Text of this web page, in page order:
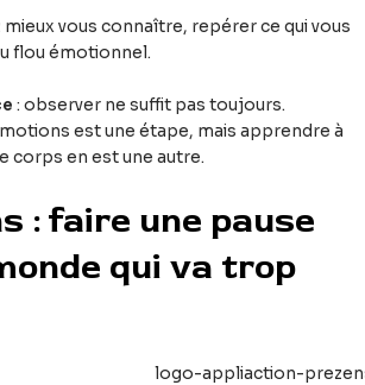
mieux vous connaître, repérer ce qui vous
flou émotionnel.
: observer ne suffit pas toujours.
est une étape, mais apprendre à
corps en est une autre.
: faire une pause
qui va trop